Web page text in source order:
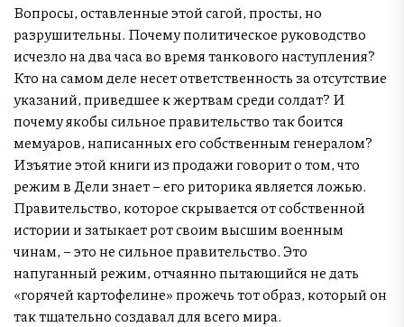
Вопросы, оставленные этой сагой, просты, но
разрушительны. Почему политическое руководство
исчезло на два часа во время танкового наступления?
Кто на самом деле несет ответственность за отсутствие
указаний, приведшее к жертвам среди солдат? И
почему якобы сильное правительство так боится
мемуаров, написанных его собственным генералом?
Изъятие этой книги из продажи говорит о том, что
режим в Дели знает – его риторика является ложью.
Правительство, которое скрывается от собственной
истории и затыкает рот своим высшим военным
чинам, – это не сильное правительство. Это
напуганный режим, отчаянно пытающийся не дать
«горячей картофелине» прожечь тот образ, который он
так тщательно создавал для всего мира.